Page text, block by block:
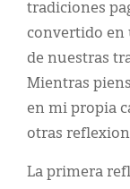
tradiciones
convertido en
de nuestras
Mientras
en mi propia
otras
La primera